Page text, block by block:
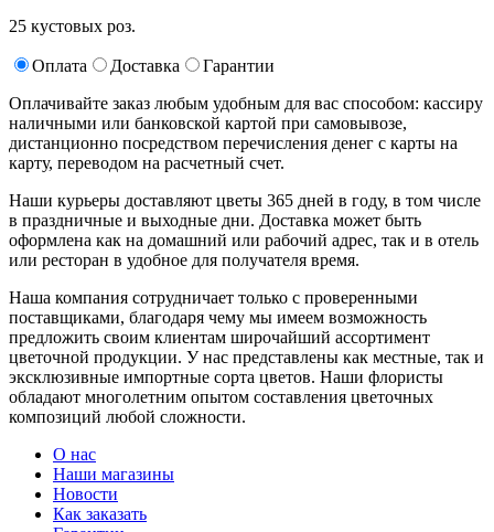
25 кустовых роз.
Оплата Доставка
Гарантии
Оплачивайте заказ любым удобным для вас способом: кассиру
наличными или банковской картой при самовывозе,
дистанционно посредством перечисления денег с карты на
карту, переводом на расчетный счет.
Наши курьеры доставляют цветы 365 дней в году, в том числе
в праздничные и выходные дни. Доставка может быть
оформлена как на домашний или рабочий адрес, так и в отель
или ресторан в удобное для получателя время.
Наша компания сотрудничает только с проверенными
поставщиками, благодаря чему мы имеем возможность
предложить своим клиентам широчайший ассортимент
цветочной продукции. У нас представлены как местные, так и
эксклюзивные импортные сорта цветов. Наши флористы
обладают многолетним опытом составления цветочных
композиций любой сложности.
О нас
Наши магазины
Новости
Как заказать